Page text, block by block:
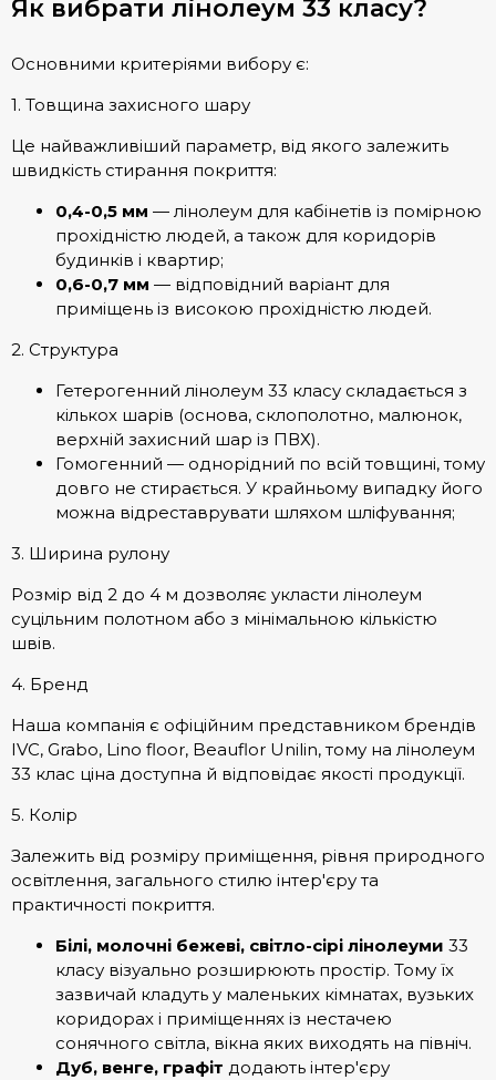
Як вибрати лінолеум 33 класу?
Основними критеріями вибору є:
1. Товщина захисного шару
Це найважливіший параметр, від якого залежить
швидкість стирання покриття:
0,4-0,5 мм — лінолеум для кабінетів із помірною
прохідністю людей, а також для коридорів
будинків і квартир;
0,6-0,7 мм — відповідний варіант для
приміщень із високою прохідністю людей.
2. Структура
Гетерогенний лінолеум 33 класу складається з
кількох шарів (основа, склополотно, малюнок,
верхній захисний шар із ПВХ).
Гомогенний — однорідний по всій товщині, тому
довго не стирається. У крайньому випадку його
можна відреставрувати шляхом шліфування;
3. Ширина рулону
Розмір від 2 до 4 м дозволяє укласти лінолеум
суцільним полотном або з мінімальною кількістю
швів.
4. Бренд
Наша компанія є офіційним представником брендів
IVC, Grabo, Lino floor, Beauflor Unilin, тому на лінолеум
33 клас ціна доступна й відповідає якості продукції.
5. Колір
Залежить від розміру приміщення, рівня природного
освітлення, загального стилю інтер'єру та
практичності покриття.
Білі, молочні бежеві, світло-сірі лінолеуми 33
класу візуально розширюють простір. Тому їх
зазвичай кладуть у маленьких кімнатах, вузьких
коридорах і приміщеннях із нестачею
сонячного світла, вікна яких виходять на північ.
Дуб, венге, графіт додають інтер'єру